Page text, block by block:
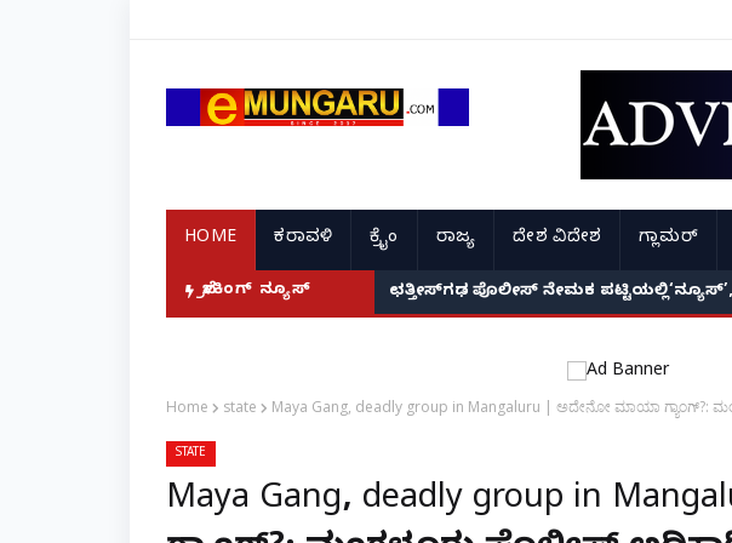
HOME ಕರಾವಳಿ ಕ್ರೈಂ ರಾಜ್ಯ ದೇಶ ವಿದೇಶ ಗ್ಲಾಮರ್
ಬ್ರೇಕಿಂಗ್ ನ್ಯೂಸ್ ಛತ್ತೀಸ್‌ಗಢ ಪೊಲೀಸ್ ನೇಮಕ ಪಟ್ಟಿಯಲ್ಲಿ‘ನ್ಯೂಸ್’,
Home state Maya Gang, deadly group in Mangaluru | ಅದೇನೋ ಮಾಯಾ ಗ್ಯಾಂಗ್?:
STATE
Maya Gang, deadly group in